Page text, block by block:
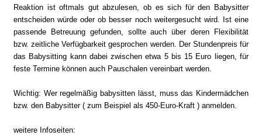
Reaktion ist oftmals gut abzulesen, ob es sich für den Babysitter
entscheiden würde oder ob besser noch weitergesucht wird. Ist eine
passende Betreuung gefunden, sollte auch über deren Flexibilität
bzw. zeitliche Verfügbarkeit gesprochen werden. Der Stundenpreis für
das Babysitting kann dabei zwischen etwa 5 bis 15 Euro liegen, für
feste Termine können auch Pauschalen vereinbart werden.
Wichtig: Wer regelmäßig babysitten lässt, muss das Kindermädchen
bzw. den Babysitter ( zum Beispiel als 450-Euro-Kraft ) anmelden.
weitere Infoseiten: